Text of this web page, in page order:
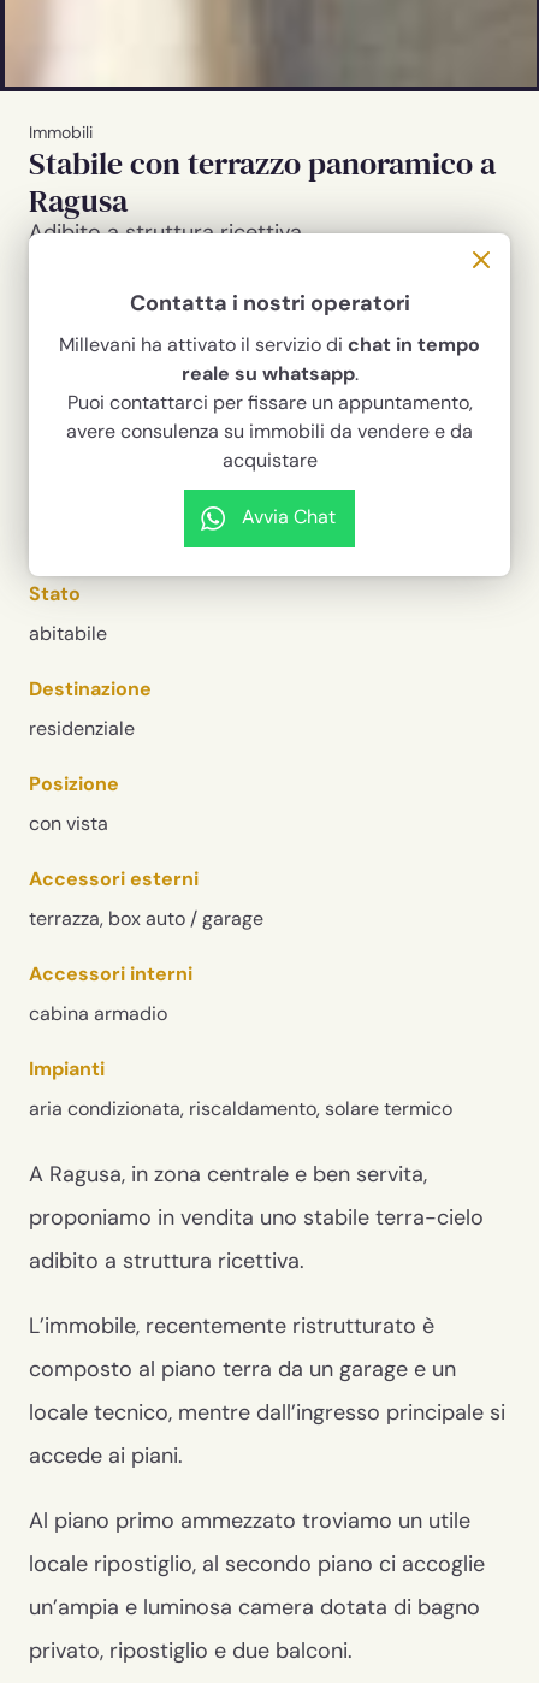
Immobili
Stabile con terrazzo panoramico a
Ragusa
Adibito a struttura ricettiva
190.000 €
tipologia
Palazzo / Stabile
contratto
Vendita
Stato
abitabile
Destinazione
residenziale
Posizione
con vista
Accessori esterni
terrazza, box auto / garage
Accessori interni
cabina armadio
Impianti
aria condizionata, riscaldamento, solare termico
A Ragusa, in zona centrale e ben servita,
proponiamo in vendita uno stabile terra-cielo
adibito a struttura ricettiva.
L’immobile, recentemente ristrutturato è
composto al piano terra da un garage e un
locale tecnico, mentre dall’ingresso principale si
accede ai piani.
Al piano primo ammezzato troviamo un utile
locale ripostiglio, al secondo piano ci accoglie
un’ampia e luminosa camera dotata di bagno
privato, ripostiglio e due balconi.
Contatta i nostri operatori
Millevani ha attivato il servizio di chat in tempo
reale su whatsapp.
Puoi contattarci per fissare un appuntamento,
avere consulenza su immobili da vendere e da
acquistare
Avvia Chat